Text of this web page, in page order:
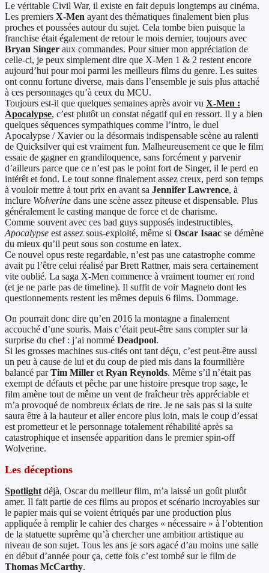
Le véritable Civil War, il existe en fait depuis longtemps au cinéma.
Les premiers X-Men ayant des thématiques finalement bien plus
proches et poussées autour du sujet. Cela tombe bien puisque la
franchise était également de retour le mois dernier, toujours avec
Bryan Singer aux commandes. Pour situer mon appréciation de
celle-ci, je peux simplement dire que X-Men 1 & 2 restent encore
aujourd’hui pour moi parmi les meilleurs films du genre. Les suites
ont connu fortune diverse, mais dans l’ensemble je suis plus attaché
à ces personnages qu’à ceux du MCU.
Toujours est-il que quelques semaines après avoir vu X-Men :
Apocalypse, c’est plutôt un constat négatif qui en ressort. Il y a bien
quelques séquences sympathiques comme l’intro, le duel
Apocalypse / Xavier ou la désormais indispensable scène au ralenti
de Quicksilver qui est vraiment fun. Malheureusement ce que le film
essaie de gagner en grandiloquence, sans forcément y parvenir
d’ailleurs parce que ce n’est pas le point fort de Singer, il le perd en
intérêt et fond. Le tout sonne finalement assez creux, perd son temps
à vouloir mettre à tout prix en avant sa Jennifer Lawrence, à
inclure Wolverine dans une scène assez piteuse et dispensable. Plus
généralement le casting manque de force et de charisme.
Comme souvent avec ces bad guys supposés indestructibles,
Apocalypse est assez sous-exploité, même si Oscar Isaac se démène
du mieux qu’il peut sous son costume en latex.
Ce nouvel opus reste regardable, n’est pas une catastrophe comme
avait pu l’être celui réalisé par Brett Rattner, mais sera certainement
vite oublié. La saga X-Men commence à vraiment tourner en rond
(et je ne parle pas de timeline). Il suffit de voir Magneto dont les
questionnements restent les mêmes depuis 6 films. Dommage.
On pourrait donc dire qu’en 2016 la montagne a finalement
accouché d’une souris. Mais c’était peut-être sans compter sur la
surprise du chef : j’ai nommé Deadpool.
Si les grosses machines sus-cités ont tant déçu, c’est peut-être aussi
un peu à cause de lui et du coup de pied mis dans la fourmilière
balancé parTim Miller et Ryan Reynolds. Même s’il n’était pas
exempt de défauts et pêche par une histoire presque trop sage, le
film amène tout de même un vent de fraîcheur très appréciable et
m’a provoqué de nombreux éclats de rire. Je ne sais pas si la suite
saura être à la hauteur et aller encore plus loin, mais le coup d’essai
est prometteur et le personnage totalement réhabilité après sa
catastrophique et insensée apparition dans le premier spin-off
Wolverine.
Les déceptions
Spotlight déjà, Oscar du meilleur film, m’a laissé un goût plutôt
amer. Il fait partie de ces films au propos et scénario incroyables sur
le papier mais qui se voient étriqués par une production plus
appliquée à remplir le cahier des charges « nécessaire » à l’obtention
de la statuette suprême qu’à chercher une ambition artistique au
niveau de son sujet. Tous les ans je sors agacé d’au moins une salle
en début d’année pour ça, cette fois c’est tombé sur le film de
Thomas McCarthy.